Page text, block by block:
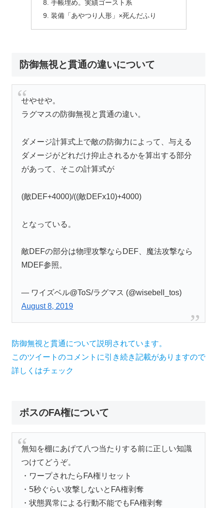
手帳埋め。実績ゴースト系
装備「あやつり人形」×死んだふり
防御無視と貫通の違いについて
せやせや。
ラグマスの防御無視と貫通の違い。
ダメージ計算式上で敵の防御力によって、与える
ダメージがどれだけ抑止されるかを算出する部分
があって、そこの計算式が
(敵DEF+4000)/((敵DEFx10)+4000)
となっている。
敵DEFの部分は物理攻撃ならDEF、魔法攻撃なら
MDEF参照。
— ワイズベル@ToS/ラグマス (@wisebell_tos)
August 8, 2019
防御無視と貫通について説明されています。
このツイートのコメントに引き続き記載がありますので
詳しくはチェック
ボスのFA権について
無知を棚にあげて八つ当たりする前に正しい知識
つけてどうぞ。
・ワープされたらFA権リセット
・5秒ぐらい攻撃しないとFA権剥奪
・状態異常による行動不能でもFA権剥奪